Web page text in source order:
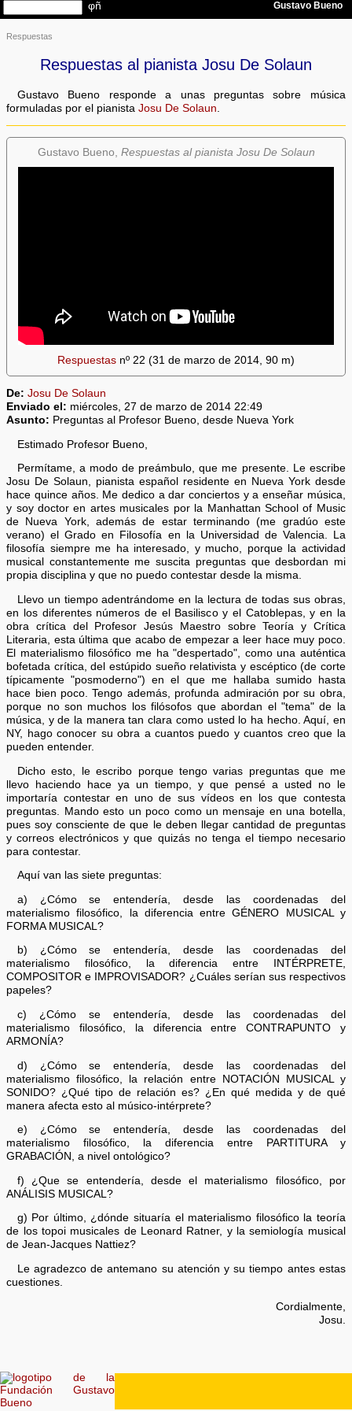
Respuestas
Respuestas al pianista Josu De Solaun
Gustavo Bueno responde a unas preguntas sobre música
formuladas por el pianistaJosu De Solaun
Gustavo Bueno, Respuestas al pianista Josu De Solaun
Respuestas nº 22 (31 de marzo de 2014, 90 m)
De: Josu De Solaun
Enviado el: miércoles, 27 de marzo de 2014 22:49
Asunto: Preguntas al Profesor Bueno, desde Nueva York
Estimado Profesor Bueno,
Permítame, a modo de preámbulo, que me presente. Le escribe
Josu De Solaun, pianista español residente en Nueva York desde
hace quince años. Me dedico a dar conciertos y a enseñar música,
y soy doctor en artes musicales por la Manhattan School of Music
de Nueva York, además de estar terminando (me gradúo este
verano) el Grado en Filosofía en la Universidad de Valencia. La
filosofía siempre me ha interesado, y mucho, porque la actividad
musical constantemente me suscita preguntas que desbordan mi
propia disciplina y que no puedo contestar desde la misma.
Llevo un tiempo adentrándome en la lectura de todas sus obras,
en los diferentes números de el Basilisco y el Catoblepas, y en la
obra crítica del Profesor Jesús Maestro sobre Teoría y Crítica
Literaria, esta última que acabo de empezar a leer hace muy poco.
El materialismo filosófico me ha "despertado", como una auténtica
bofetada crítica, del estúpido sueño relativista y escéptico (de corte
típicamente "posmoderno") en el que me hallaba sumido hasta
hace bien poco. Tengo además, profunda admiración por su obra,
porque no son muchos los filósofos que abordan el "tema" de la
música, y de la manera tan clara como usted lo ha hecho. Aquí, en
NY, hago conocer su obra a cuantos puedo y cuantos creo que la
pueden entender.
Dicho esto, le escribo porque tengo varias preguntas que me
llevo haciendo hace ya un tiempo, y que pensé a usted no le
importaría contestar en uno de sus vídeos en los que contesta
preguntas. Mando esto un poco como un mensaje en una botella,
pues soy consciente de que le deben llegar cantidad de preguntas
y correos electrónicos y que quizás no tenga el tiempo necesario
para contestar.
Aquí van las siete preguntas:
a) ¿Cómo se entendería, desde las coordenadas del
materialismo filosófico, la diferencia entre GÉNERO MUSICAL y
FORMA MUSICAL?
b) ¿Cómo se entendería, desde las coordenadas del
materialismo filosófico, la diferencia entre INTÉRPRETE,
COMPOSITOR e IMPROVISADOR? ¿Cuáles serían sus respectivos
papeles?
c) ¿Cómo se entendería, desde las coordenadas del
materialismo filosófico, la diferencia entre CONTRAPUNTO y
ARMONÍA?
d) ¿Cómo se entendería, desde las coordenadas del
materialismo filosófico, la relación entre NOTACIÓN MUSICAL y
SONIDO? ¿Qué tipo de relación es? ¿En qué medida y de qué
manera afecta esto al músico-intérprete?
e) ¿Cómo se entendería, desde las coordenadas del
materialismo filosófico, la diferencia entre PARTITURA y
GRABACIÓN, a nivel ontológico?
f) ¿Que se entendería, desde el materialismo filosófico, por
ANÁLISIS MUSICAL?
g) Por último, ¿dónde situaría el materialismo filosófico la teoría
de los topoi musicales de Leonard Ratner, y la semiología musical
de Jean-Jacques Nattiez?
Le agradezco de antemano su atención y su tiempo antes estas
cuestiones.
Cordialmente,
Josu.